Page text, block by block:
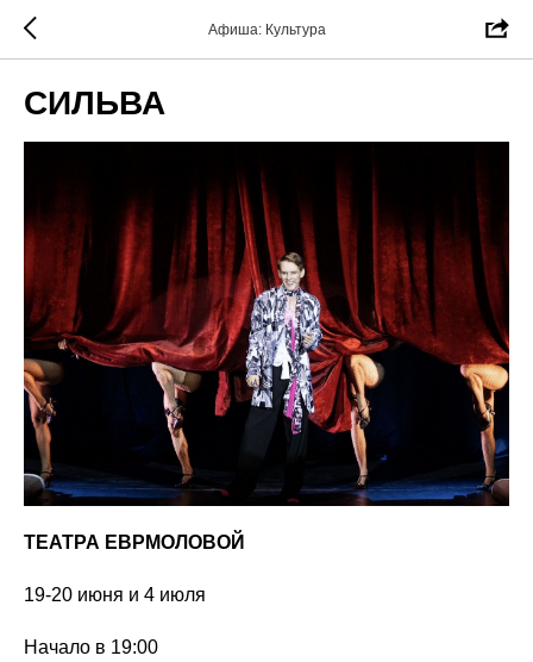
Афиша: Культура
СИЛЬВА
ТЕАТРА ЕВРМОЛОВОЙ
19-20 июня и 4 июля
Начало в 19:00